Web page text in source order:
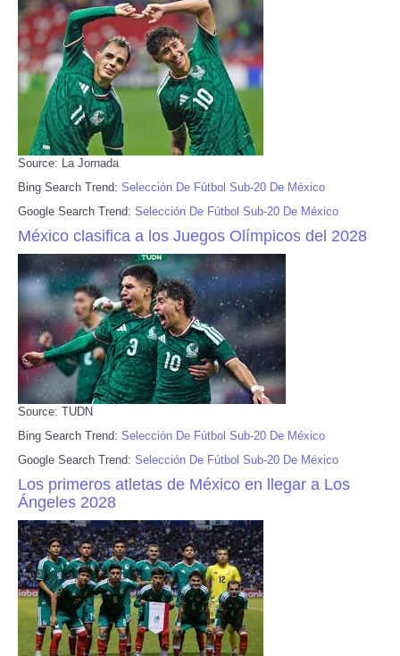
Source: La Jornada
Bing Search Trend: Selección De Fútbol Sub-20 De México
Google Search Trend: Selección De Fútbol Sub-20 De México
México clasifica a los Juegos Olímpicos del 2028
Source: TUDN
Bing Search Trend: Selección De Fútbol Sub-20 De México
Google Search Trend: Selección De Fútbol Sub-20 De México
Los primeros atletas de México en llegar a Los
Ángeles 2028